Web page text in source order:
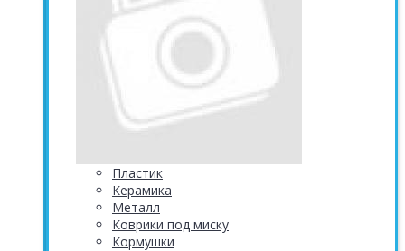
Пластик
Керамика
Металл
Коврики под миску
Кормушки